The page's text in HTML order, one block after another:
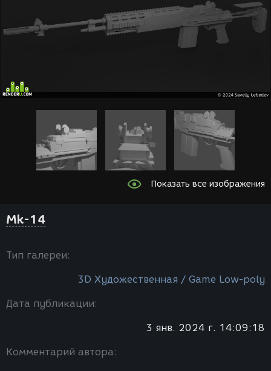
Показать все изображения
Mk-14
Тип галереи:
3D Художественная / Game Low-poly
Дата публикации:
3 янв. 2024 г. 14:09:18
Комментарий автора: